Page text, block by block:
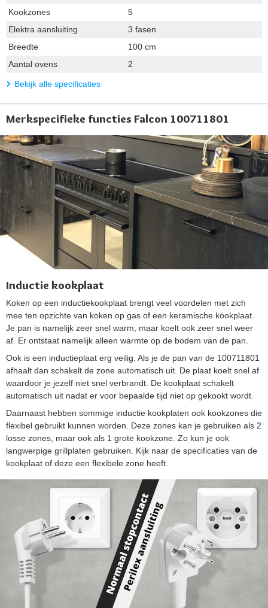
Kookzones
5
Elektra aansluiting
3 fasen
Breedte
100 cm
Aantal ovens
2
Bekijk alle specificaties
Merkspecifieke functies Falcon 100711801
Inductie kookplaat
Koken op een inductiekookplaat brengt veel voordelen met zich
mee ten opzichte van koken op gas of een keramische kookplaat.
Je pan is namelijk zeer snel warm, maar koelt ook zeer snel weer
af. Er ontstaat namelijk alleen warmte op de bodem van de pan.
Ook is een inductieplaat erg veilig. Als je de pan van de 100711801
afhaalt dan schakelt de zone automatisch uit. De plaat koelt snel af
waardoor je jezelf niet snel verbrandt. De kookplaat schakelt
automatisch uit nadat er voor bepaalde tijd niet op gekookt wordt.
Daarnaast hebben sommige inductie kookplaten ook kookzones die
flexibel gebruikt kunnen worden. Deze zones kan je gebruiken als 2
losse zones, maar ook als 1 grote kookzone. Zo kun je ook
langwerpige grillplaten gebruiken. Kijk naar de specificaties van de
kookplaat of deze een flexibele zone heeft.